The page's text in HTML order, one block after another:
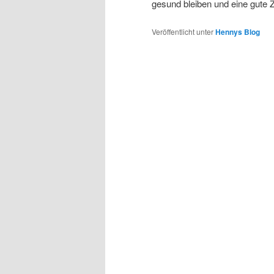
gesund bleiben und eine gute
Veröffentlicht unterHennys Blog